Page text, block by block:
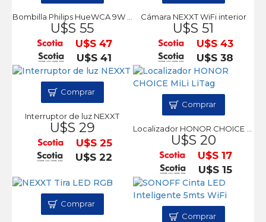
U$S 55
U$S 47
U$S 41
Cámara NEXXT WiFi interior
U$S 51
U$S 43
U$S 38
Interruptor de luz NEXXT
U$S 29
U$S 25
U$S 22
Comprar
U$S 20
U$S 17
U$S 15
Comprar
Comprar
Comprar